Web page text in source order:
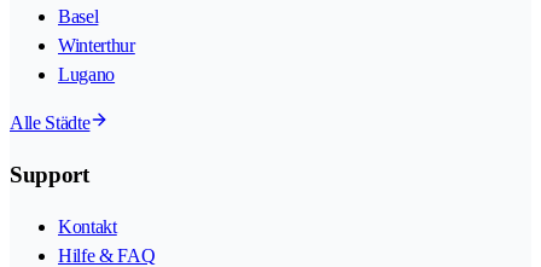
Basel
Winterthur
Lugano
Alle Städte
Support
Kontakt
Hilfe & FAQ